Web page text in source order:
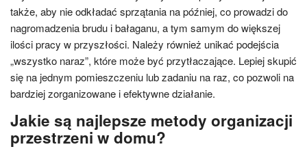
także, aby nie odkładać sprzątania na później, co prowadzi do
nagromadzenia brudu i bałaganu, a tym samym do większej
ilości pracy w przyszłości. Należy również unikać podejścia
„wszystko naraz”, które może być przytłaczające. Lepiej skupić
się na jednym pomieszczeniu lub zadaniu na raz, co pozwoli na
bardziej zorganizowane i efektywne działanie.
Jakie są najlepsze metody organizacji
przestrzeni w domu?